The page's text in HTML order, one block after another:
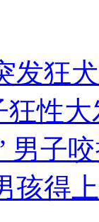
发狂
性
男子
孩得